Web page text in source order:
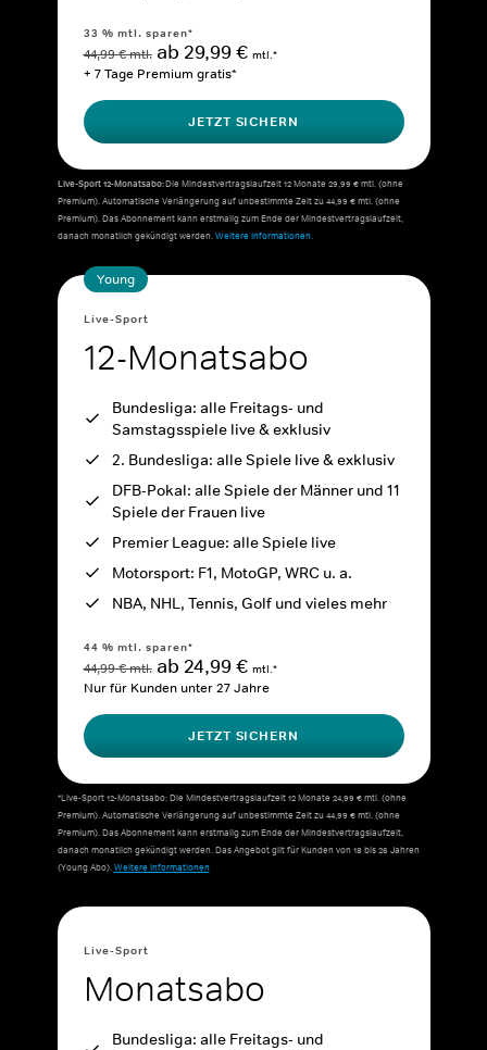
33 % mtl. sparen*
44,99 € mtl. ab 29,99 € mtl.*
+ 7 Tage Premium gratis*
JETZT SICHERN
Live-Sport 12-Monatsabo:Die Mindestvertragslaufzeit 12 Monate 29,99 € mtl. (ohne
Premium). Automatische Verlängerung auf unbestimmte Zeit zu 44,99 € mtl. (ohne
Premium). Das Abonnement kann erstmalig zum Ende der Mindestvertragslaufzeit,
danach monatlich gekündigt werden.Weitere Informationen.
Young
Live-Sport
12-Monatsabo
Bundesliga: alle Freitags- und
Samstagsspiele live & exklusiv
2. Bundesliga: alle Spiele live & exklusiv
DFB-Pokal: alle Spiele der Männer und 11
Spiele der Frauen live
Premier League: alle Spiele live
Motorsport: F1, MotoGP, WRC u. a.
NBA, NHL, Tennis, Golf und vieles mehr
44 % mtl. sparen*
44,99 € mtl. ab 24,99 € mtl.*
Nur für Kunden unter 27 Jahre
JETZT SICHERN
*Live-Sport 12-Monatsabo: Die Mindestvertragslaufzeit 12 Monate 24,99 € mtl. (ohne
Premium). Automatische Verlängerung auf unbestimmte Zeit zu 44,99 € mtl. (ohne
Premium). Das Abonnement kann erstmalig zum Ende der Mindestvertragslaufzeit,
danach monatlich gekündigt werden. Das Angebot gilt für Kunden von 18 bis 26 Jahren
(Young Abo).Weitere Informationen
Live-Sport
Monatsabo
Bundesliga: alle Freitags- und